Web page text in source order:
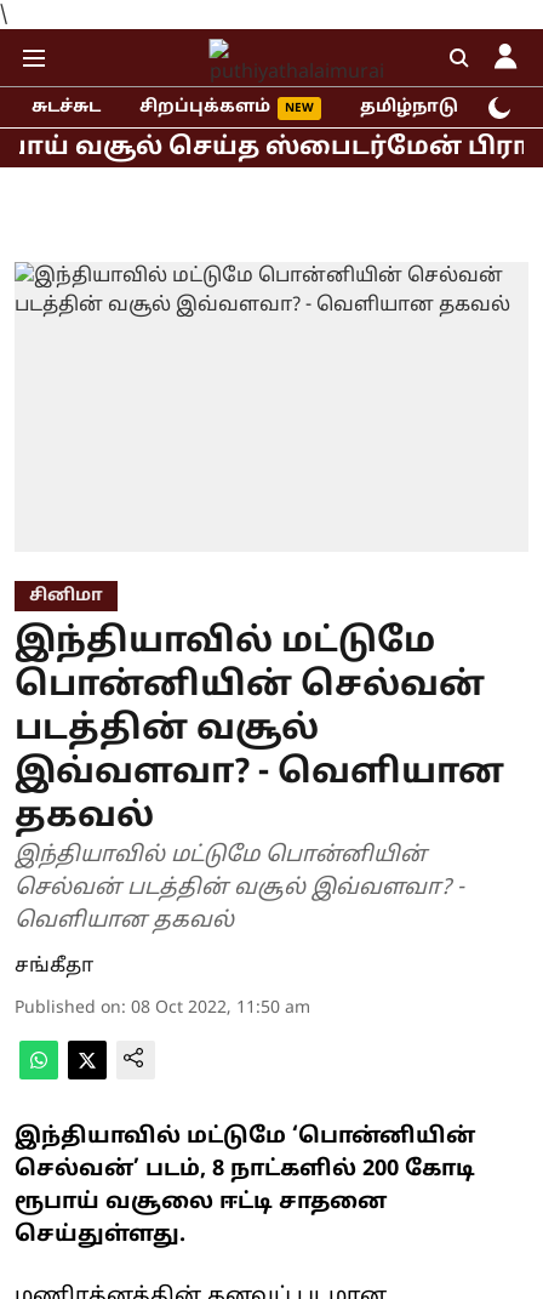
\
சுடச்சுட சிறப்புக்களம் தமிழ்நாடு
வசூல் செய்த ஸ்பைடர்மேன் பிராண்ட்
சினிமா
இந்தியாவில் மட்டுமே
பொன்னியின் செல்வன்
படத்தின் வசூல்
இவ்வளவா? - வெளியான
தகவல்
இந்தியாவில் மட்டுமே பொன்னியின்
செல்வன் படத்தின் வசூல் இவ்வளவா? -
வெளியான தகவல்
சங்கீதா
Published on: 08 Oct 2022, 11:50 am
இந்தியாவில் மட்டுமே ‘பொன்னியின்
செல்வன்’ படம், 8 நாட்களில் 200 கோடி
ரூபாய் வசூலை ஈட்டி சாதனை
செய்துள்ளது.